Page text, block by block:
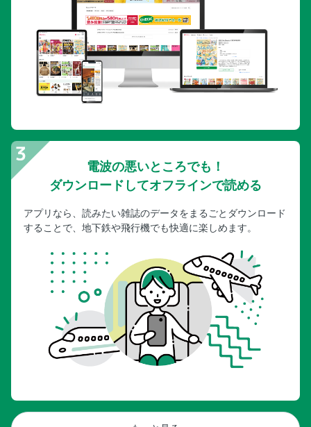
電波の悪いところでも！
ダウンロードしてオフラインで読める
アプリなら、読みたい雑誌のデータをまるごとダウンロード
することで、地下鉄や飛行機でも快適に楽しめます。